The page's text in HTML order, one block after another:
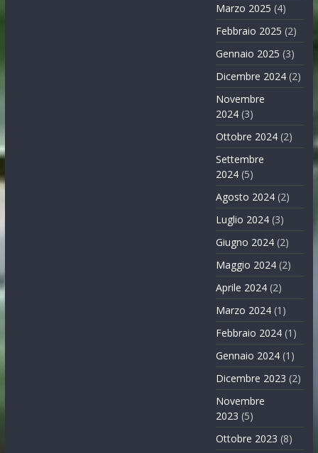
Marzo 2025 (4)
Febbraio 2025 (2)
Gennaio 2025 (3)
Dicembre 2024 (2)
Novembre
2024 (3)
Ottobre 2024 (2)
Settembre
2024 (5)
Agosto 2024 (2)
Luglio 2024 (3)
Giugno 2024 (2)
Maggio 2024 (2)
Aprile 2024 (2)
Marzo 2024 (1)
Febbraio 2024 (1)
Gennaio 2024 (1)
Dicembre 2023 (2)
Novembre
2023 (5)
Ottobre 2023 (8)